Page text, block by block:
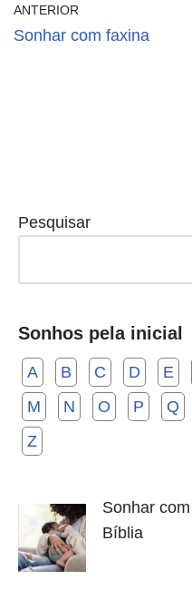
ANTERIOR
Sonhar com faxina
Pesquisar
Sonhos pela inicial
A B C D E
M
N O P Q
Z
Sonhar
Bíblia